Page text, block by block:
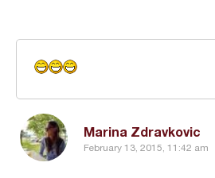
Marina Zdravkovic
February 13, 2015, 11:42 am